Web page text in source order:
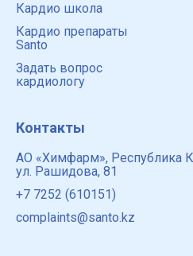
Кардио школа
Кардио препараты
Santo
Задать вопрос
кардиологу
Контакты
АО «Химфарм», Республика
ул. Рашидова, 81
+7 7252 (610151)
complaints@santo.kz